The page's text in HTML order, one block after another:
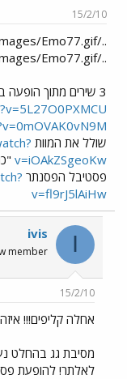
ו
ש
ר
ך
15/2/10
../images/Emo77.gif
3 שירים מתוך הופעה בצוללת בירושלים! עברנו לצפון
שולל את המוות
v=iOAkZSgeoKw
פסטיבל הפסנתר
v=fl9rJ5lAiHw
I
ivis
member
15/2/10
אחלה קליפים!!! איזה
מסיבת גג בהחלט
לאלתר! להופעת